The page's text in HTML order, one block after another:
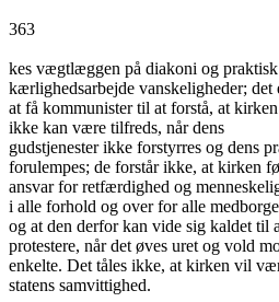
363
kes vægtlæggen på diakoni og praktisk
kærlighedsarbejde vanskeligheder; det
at få kommunister til at forstå, at kirken
ikke kan være tilfreds, når dens
gudstjenester ikke forstyrres og dens
forulempes; de forstår ikke, at kirken
ansvar for retfærdighed og
i alle forhold og over for alle
og at den derfor kan vide sig kaldet til
protestere, når det øves uret og vold
enkelte. Det tåles ikke, at kirken vil
statens samvittighed.